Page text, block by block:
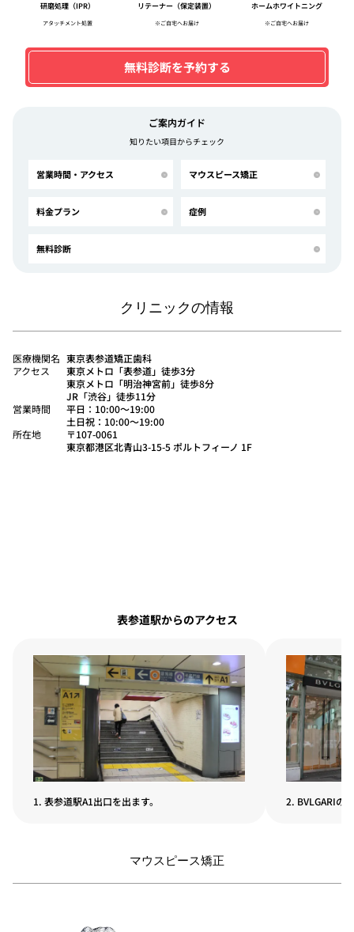
研磨処理（IPR）
アタッチメント処置
リテーナー（保定装置）
※ご自宅へお届け
ホームホワイトニング
※ご自宅へお届け
無料診断を予約する
ご案内ガイド
知りたい項目からチェック
営業時間・アクセス マウスピース矯正
料金プラン 症例
無料診断
クリニックの情報
医療機関名 東京表参道矯正歯科
アクセス
東京メトロ「表参道」徒歩3分
東京メトロ「明治神宮前」徒歩8分
JR「渋谷」徒歩11分
営業時間
平日：10:00〜19:00
土日祝：10:00〜19:00
所在地
〒107-0061
東京都港区北青山3-15-5 ポルトフィーノ 1F
表参道駅からのアクセス
1. 表参道駅A1出口を出ます。 2. BVLGARIの
マウスピース矯正